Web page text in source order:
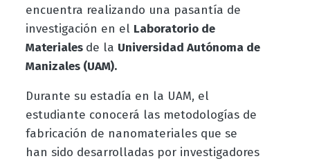
encuentra realizando una pasantía de
investigación en el Laboratorio de
Materiales de la Universidad Autónoma de
Manizales (UAM).
Durante su estadía en la UAM, el
estudiante conocerá las metodologías de
fabricación de nanomateriales que se
han sido desarrolladas por investigadores